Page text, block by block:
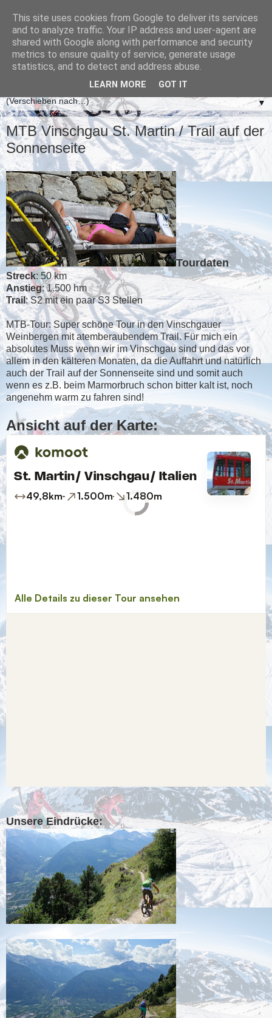
▼
MTB Vinschgau St. Martin / Trail auf der
Sonnenseite
Tourdaten
Streck: 50 km
Anstieg: 1.500 hm
Trail: S2 mit ein paar S3 Stellen
MTB-Tour: Super schöne Tour in den Vinschgauer
Weinbergen mit atemberaubendem Trail. Für mich ein
absolutes Muss wenn wir im Vinschgau sind und das vor
allem in den kälteren Monaten, da die Auffahrt und natürlich
auch der Trail auf der Sonnenseite sind und somit auch
wenn es z.B. beim Marmorbruch schon bitter kalt ist, noch
angenehm warm zu fahren sind!
Ansicht auf der Karte:
Unsere Eindrücke:
This site uses cookies from Google to deliver its services
and to analyze traffic. Your IP address and user-agent are
shared with Google along with performance and security
metrics to ensure quality of service, generate usage
statistics, and to detect and address abuse.
LEARN MORE GOT IT